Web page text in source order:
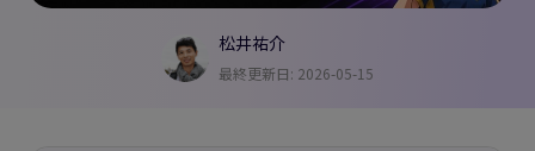
松井祐介
最終更新日: 2026-05-15